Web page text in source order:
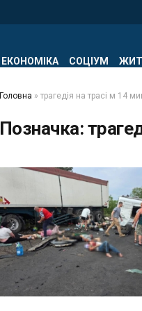
ЕКОНОМІКА СОЦІУМ
Головна » трагедія на трасі м 14
Позначка: